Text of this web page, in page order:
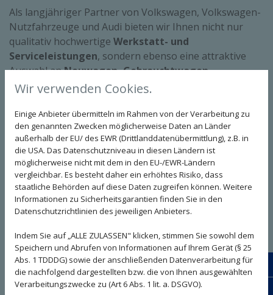
Als langjähriger Partner von Volkswagen, Volkswagen-
Nutzfahrzeuge und Audi bieten wir Ihnen nicht nur
qualitativ hochwertige Werkstatt- und
Serviceleistungen, sondern ebenso eine attraktive
Auswahl anNeuwagen, Gebrauchtwagen,
Jahreswagen und weiteren Fahrzeugen
Karosseriearbeiten, Original-Ersatzteile oder Reifen-
Service: Unser kompetentes und sympathischesTeam
kümmert sich sehr gerne um Ihre ganz persönlichen
Bedürfnisse.
Bei uns befindet sich Ihr Auto in besten Händen.
Impressionen aus dem Autohaus
Kandziorra in Denzlingen
Entdecken Sie unser Autohaus mal aus einer
ganz anderen Perspektive!
Wir verwenden Cookies.
Einige Anbieter übermitteln im Rahmen von der Verarbeitung zu
den genannten Zwecken möglicherweise Daten an Länder
außerhalb der EU/ des EWR (Drittlanddatenübermittlung), z.B. in
die USA. Das Datenschutzniveau in diesen Ländern ist
möglicherweise nicht mit dem in den EU-/EWR-Ländern
vergleichbar. Es besteht daher ein erhöhtes Risiko, dass
staatliche Behörden auf diese Daten zugreifen können. Weitere
Informationen zu Sicherheitsgarantien finden Sie in den
Datenschutzrichtlinien des jeweiligen Anbieters.
Indem Sie auf „ALLE ZULASSEN" klicken, stimmen Sie sowohl dem
Speichern und Abrufen von Informationen auf Ihrem Gerät (§ 25
Abs. 1 TDDDG) sowie der anschließenden Datenverarbeitung für
die nachfolgend dargestellten bzw. die von Ihnen ausgewählten
Verarbeitungszwecke zu (Art 6 Abs. 1 lit. a. DSGVO).